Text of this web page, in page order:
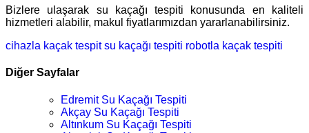
Bizlere ulaşarak su kaçağı tespiti konusunda en kaliteli
hizmetleri alabilir, makul fiyatlarımızdan yararlanabilirsiniz.
cihazla kaçak tespitsu kaçağı tespiti robotla kaçak tespiti
Diğer Sayfalar
Edremit Su Kaçağı Tespiti
Akçay Su Kaçağı Tespiti
Altınkum Su Kaçağı Tespiti